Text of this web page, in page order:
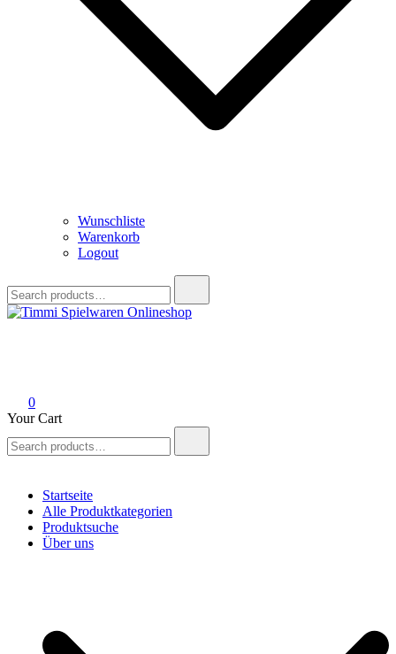
Wunschliste
Warenkorb
Logout
for:
0
Your Cart
for:
Startseite
Alle Produktkategorien
Produktsuche
Über uns